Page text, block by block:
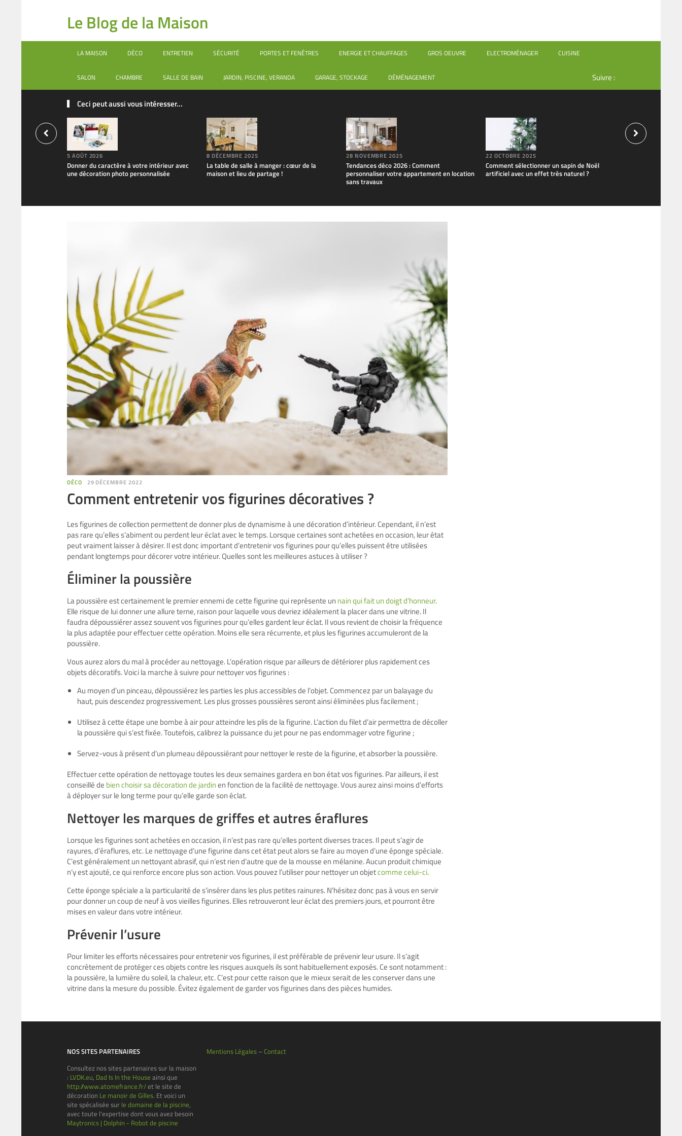
Le Blog de la Maison
LA MAISON DÉCO ENTRETIEN SÉCURITÉ PORTES ET FENÊTRES ENERGIE ET CHAUFFAGES GROS OEUVRE ELECTROMÉNAGER CUISINE
SALON CHAMBRE SALLE DE BAIN JARDIN, PISCINE, VERANDA GARAGE, STOCKAGE DÉMÉNAGEMENT Suivre :
Ceci peut aussi vous intéresser...
5 AOÛT 2026
Donner du caractère à votre intérieur avec
une décoration photo personnalisée
8 DÉCEMBRE 2025
La table de salle à manger : cœur de la
maison et lieu de partage !
28 NOVEMBRE 2025
Tendances déco 2026 : Comment
personnaliser votre appartement en location
sans travaux
22 OCTOBRE 2025
Comment sélectionner un sapin de Noël
artificiel avec un effet très naturel ?
DÉCO 29 DÉCEMBRE 2022
Comment entretenir vos figurines décoratives ?
Les figurines de collection permettent de donner plus de dynamisme à une décoration d’intérieur. Cependant, il n’est
pas rare qu’elles s’abiment ou perdent leur éclat avec le temps. Lorsque certaines sont achetées en occasion, leur état
peut vraiment laisser à désirer. Il est donc important d’entretenir vos figurines pour qu’elles puissent être utilisées
pendant longtemps pour décorer votre intérieur. Quelles sont les meilleures astuces à utiliser ?
Éliminer la poussière
La poussière est certainement le premier ennemi de cette figurine qui représente un nain qui fait un doigt d’honneur.
Elle risque de lui donner une allure terne, raison pour laquelle vous devriez idéalement la placer dans une vitrine. Il
faudra dépoussiérer assez souvent vos figurines pour qu’elles gardent leur éclat. Il vous revient de choisir la fréquence
la plus adaptée pour effectuer cette opération. Moins elle sera récurrente, et plus les figurines accumuleront de la
poussière.
Vous aurez alors du mal à procéder au nettoyage. L’opération risque par ailleurs de détériorer plus rapidement ces
objets décoratifs. Voici la marche à suivre pour nettoyer vos figurines :
Au moyen d’un pinceau, dépoussiérez les parties les plus accessibles de l’objet. Commencez par un balayage du
haut, puis descendez progressivement. Les plus grosses poussières seront ainsi éliminées plus facilement ;
Utilisez à cette étape une bombe à air pour atteindre les plis de la figurine. L’action du filet d’air permettra de décoller
la poussière qui s’est fixée. Toutefois, calibrez la puissance du jet pour ne pas endommager votre figurine ;
Servez-vous à présent d’un plumeau dépoussiérant pour nettoyer le reste de la figurine, et absorber la poussière.
Effectuer cette opération de nettoyage toutes les deux semaines gardera en bon état vos figurines. Par ailleurs, il est
conseillé de bien choisir sa décoration de jardinen fonction de la facilité de nettoyage. Vous aurez ainsi moins d’efforts
à déployer sur le long terme pour qu’elle garde son éclat.
Nettoyer les marques de griffes et autres éraflures
Lorsque les figurines sont achetées en occasion, il n’est pas rare qu’elles portent diverses traces. Il peut s’agir de
rayures, d’éraflures, etc. Le nettoyage d’une figurine dans cet état peut alors se faire au moyen d’une éponge spéciale.
C’est généralement un nettoyant abrasif, qui n’est rien d’autre que de la mousse en mélanine. Aucun produit chimique
n’y est ajouté, ce qui renforce encore plus son action. Vous pouvez l’utiliser pour nettoyer un objetcomme celui-ci.
Cette éponge spéciale a la particularité de s’insérer dans les plus petites rainures. N’hésitez donc pas à vous en servir
pour donner un coup de neuf à vos vieilles figurines. Elles retrouveront leur éclat des premiers jours, et pourront être
mises en valeur dans votre intérieur.
Prévenir l’usure
Pour limiter les efforts nécessaires pour entretenir vos figurines, il est préférable de prévenir leur usure. Il s’agit
concrètement de protéger ces objets contre les risques auxquels ils sont habituellement exposés. Ce sont notamment :
la poussière, la lumière du soleil, la chaleur, etc. C’est pour cette raison que le mieux serait de les conserver dans une
vitrine dans la mesure du possible. Évitez également de garder vos figurines dans des pièces humides.
NOS SITES PARTENAIRES
Consultez nos sites partenaires sur la maison
: LVDK.eu, Dad Is In the House ainsi que
http://www.atomefrance.fr/et le site de
décoration Le manoir de Gilles. Et voici un
site spécalisée sur le domaine de la piscine,
avec toute l'expertise dont vous avez besoin
Maytronics | Dolphin - Robot de piscine
Mentions Légales –Contact